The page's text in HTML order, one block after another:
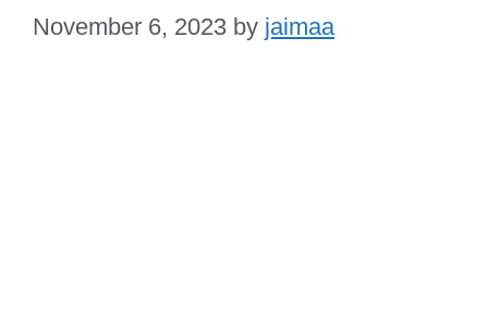
November 6, 2023 by jaimaa